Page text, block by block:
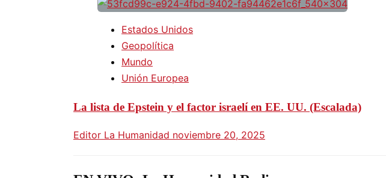
Estados Unidos
Geopolítica
Mundo
Unión Europea
La lista de Epstein y el factor israelí en EE. UU. (Escalada)
Editor La Humanidad noviembre 20, 2025